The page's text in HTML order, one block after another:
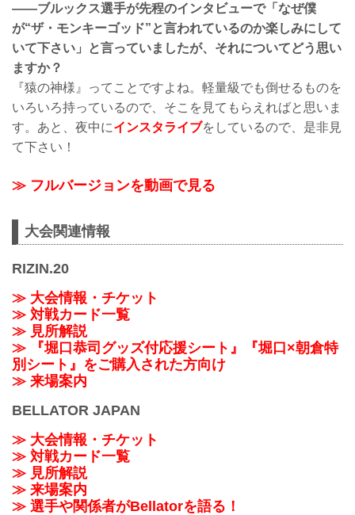
——ブルックス選手が先程のインタビューで「なぜ僕
が“ザ・モンキーゴッド”と言われているのか楽しみにして
いて下さい」と言っていましたが、それについてどう思い
ますか？
『猿の神様』ってことですよね。軽量級でも倒せるものを
いろいろ持っているので、そこを見てもらえればと思いま
す。あと、夜中にインスタライブをしているので、是非見
て下さい！
≫ フルバージョンを動画で見る
大会関連情報
RIZIN.20
≫ 大会情報・チケット
≫ 対戦カード一覧
≫ 見所解説
≫ 『堀口恭司グッズ付応援シート』『堀口×朝倉特
別シート』をご購入された方向け
≫ 来場案内
BELLATOR JAPAN
≫ 大会情報・チケット
≫ 対戦カード一覧
≫ 見所解説
≫ 来場案内
≫ 選手や関係者がBellatorを語る！